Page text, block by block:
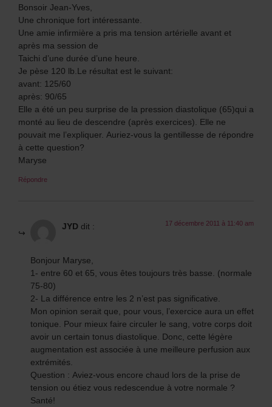
Bonsoir Jean-Yves,
Une chronique fort intéressante.
Une amie infirmière a pris ma tension artérielle avant et
après ma session de
Taichi d’une durée d’une heure.
Je pèse 120 lb.Le résultat est le suivant:
avant: 125/60
après: 90/65
Elle a été un peu surprise de la pression diastolique (65)qui a
monté au lieu de descendre (après exercices). Elle ne
pouvait me l’expliquer. Auriez-vous la gentillesse de répondre
à cette question?
Maryse
Répondre
JYD dit : 17 décembre 2011 à 11:40 am
Bonjour Maryse,
1- entre 60 et 65, vous êtes toujours très basse. (normale
75-80)
2- La différence entre les 2 n’est pas significative.
Mon opinion serait que, pour vous, l’exercice aura un effet
tonique. Pour mieux faire circuler le sang, votre corps doit
avoir un certain tonus diastolique. Donc, cette légère
augmentation est associée à une meilleure perfusion aux
extrémités.
Question : Aviez-vous encore chaud lors de la prise de
tension ou étiez vous redescendue à votre normale ?
Santé!